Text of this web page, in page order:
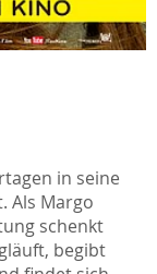
in seine
Als Margo
schenkt
begibt